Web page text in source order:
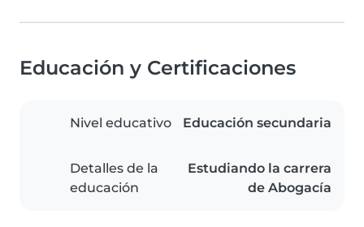
Educación y Certificaciones
Nivel educativo Educación secundaria
Detalles de la
educación
Estudiando la carrera
de Abogacía